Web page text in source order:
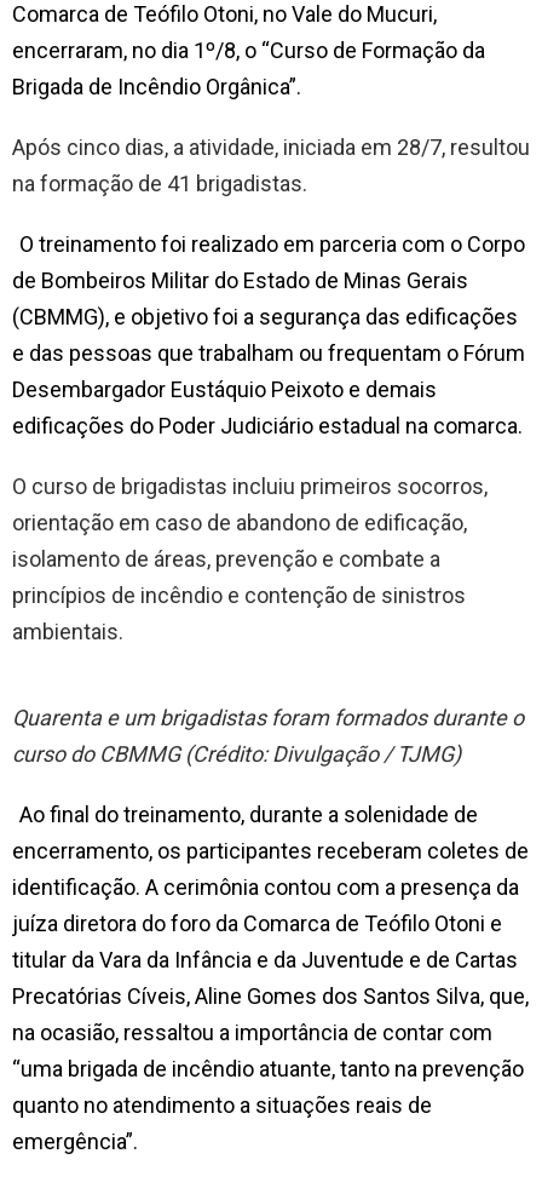
Comarca de Teófilo Otoni, no Vale do Mucuri,
encerraram, no dia 1º/8, o “Curso de Formação da
Brigada de Incêndio Orgânica”.
Após cinco dias, a atividade, iniciada em 28/7, resultou
na formação de 41 brigadistas.
O treinamento foi realizado em parceria com o Corpo
de Bombeiros Militar do Estado de Minas Gerais
(CBMMG), e objetivo foi a segurança das edificações
e das pessoas que trabalham ou frequentam o Fórum
Desembargador Eustáquio Peixoto e demais
edificações do Poder Judiciário estadual na comarca.
O curso de brigadistas incluiu primeiros socorros,
orientação em caso de abandono de edificação,
isolamento de áreas, prevenção e combate a
princípios de incêndio e contenção de sinistros
ambientais.
Quarenta e um brigadistas foram formados durante o
curso do CBMMG (Crédito: Divulgação / TJMG)
Ao final do treinamento, durante a solenidade de
encerramento, os participantes receberam coletes de
identificação. A cerimônia contou com a presença da
juíza diretora do foro da Comarca de Teófilo Otoni e
titular da Vara da Infância e da Juventude e de Cartas
Precatórias Cíveis, Aline Gomes dos Santos Silva, que,
na ocasião, ressaltou a importância de contar com
“uma brigada de incêndio atuante, tanto na prevenção
quanto no atendimento a situações reais de
emergência”.